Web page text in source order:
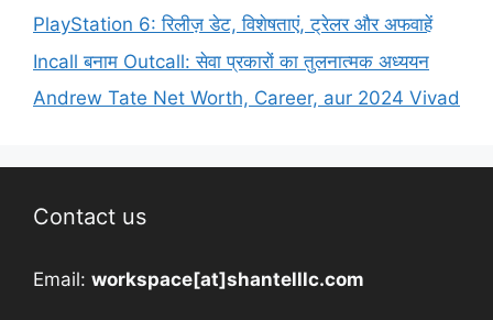
PlayStation 6: रिलीज़ डेट, विशेषताएं, ट्रेलर और अफवाहें
Incall बनाम Outcall: सेवा प्रकारों का तुलनात्मक अध्ययन
Andrew Tate Net Worth, Career, aur 2024 Vivad
Contact us
Email: workspace[at]shantelllc.com